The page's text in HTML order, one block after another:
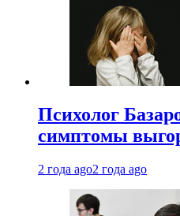
Психолог
симптомы
2 года ago2 года ago